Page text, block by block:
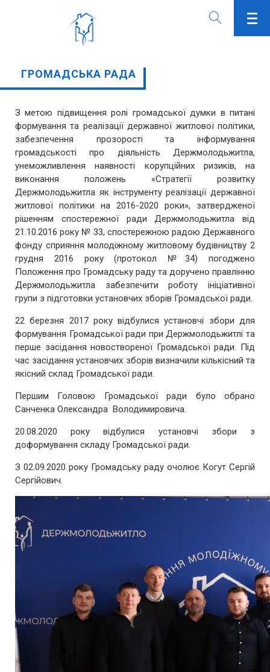
ГРОМАДСЬКА РАДА
З метою підвищення ролі громадської думки в питані
формування та реалізації державної житлової політики,
забезпечення прозорості та інформування
громадськості про діяльність Держмолодьжитла,
унеможливлення наявності корупційних ризиків, на
виконання положень «Стратегії розвитку
Держмолодьжитла як інструменту реалізації державної
житлової політики на 2016-2020 роки», затвердженої
рішенням спостережної ради Держмолодьжитла від
21.10.2016 року № 33, спостережною радою Державного
фонду сприяння молодіжному житловому будівництву 2
грудня 2016 року (протокол №34) погоджено
Положення про Громадську раду та доручено правлінню
Держмолодьжитла забезпечити роботу ініціативної
групи з підготовки установчих зборів Громадської ради.
22 березня 2017 року відбулися установчі збори для
формування Громадської ради при Держмолодьжитлі та
перше засідання новоствореної Громадської ради. Під
час засідання установчих зборів визначили кількісний та
якісний склад Громадської ради.
Першим Головою Громадської ради було обрано
Санченка Олександра Володимировича.
20.08.2020 року відбулися установчі збори з
доформування складу Громадської ради.
З 02.09.2020 року Громадську раду очолює Когут Сергій
Сергійович.